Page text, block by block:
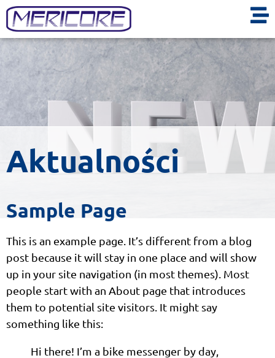
Aktualności
Sample Page
This is an example page. It’s different from a blog
post because it will stay in one place and will show
up in your site navigation (in most themes). Most
people start with an About page that introduces
them to potential site visitors. It might say
something like this:
Hi there! I’m a bike messenger by day,